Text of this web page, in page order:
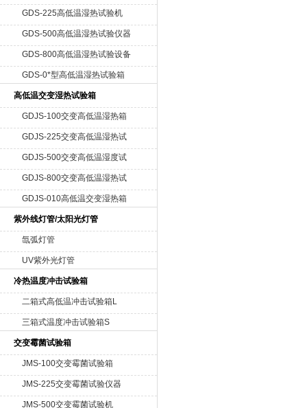
GDS-225高低温湿热试验机
GDS-500高低温湿热试验仪器
GDS-800高低温湿热试验设备
GDS-0*型高低温湿热试验箱
高低温交变湿热试验箱
GDJS-100交变高低温湿热箱
GDJS-225交变高低温湿热试
验仪器
GDJS-500交变高低温湿度试
验机
GDJS-800交变高低温湿热试
验设备
GDJS-010高低温交变湿热箱
紫外线灯管/太阳光灯管
氙弧灯管
UV紫外光灯管
冷热温度冲击试验箱
二箱式高低温冲击试验箱L
三箱式温度冲击试验箱S
交变霉菌试验箱
JMS-100交变霉菌试验箱
JMS-225交变霉菌试验仪器
JMS-500交变霉菌试验机